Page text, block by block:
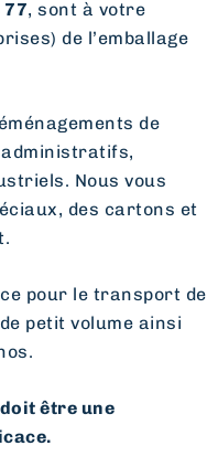
77, sont à votre
de l’emballage
de
Nous vous
des cartons et
pour le transport de
petit volume ainsi
être une